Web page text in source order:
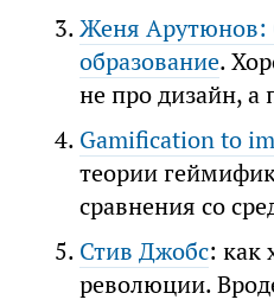
Женя Арутюнов:
образование.
не про дизайн, а
Gamification to
теории
сравнения со
Стив Джобс: как
революции.